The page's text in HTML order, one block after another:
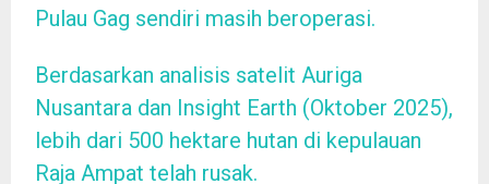
Pulau Gag sendiri masih beroperasi.
Berdasarkan analisis satelit Auriga
Nusantara dan Insight Earth (Oktober 2025),
lebih dari 500 hektare hutan di kepulauan
Raja Ampat telah rusak.